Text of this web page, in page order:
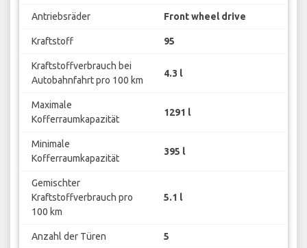
Antriebsräder Front wheel drive
Kraftstoff 95
Kraftstoffverbrauch bei
Autobahnfahrt pro 100 km
4.3 l
Maximale
Kofferraumkapazität
1291 l
Minimale
Kofferraumkapazität
395 l
Gemischter
Kraftstoffverbrauch pro
100 km
5.1 l
Anzahl der Türen 5